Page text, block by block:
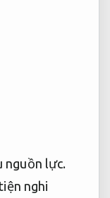
nguồn lực.
tiện nghi